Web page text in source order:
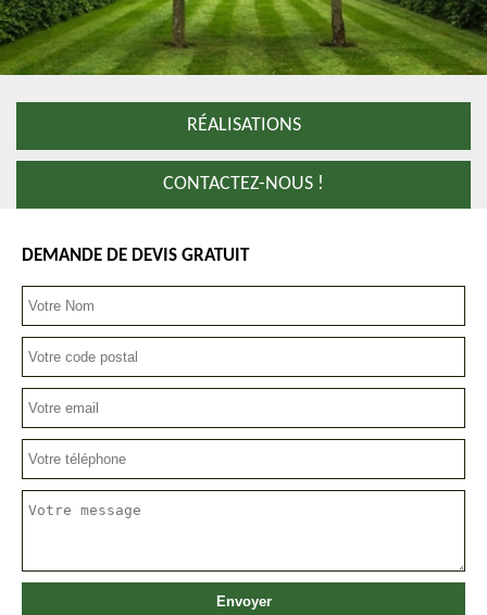
RÉALISATIONS
CONTACTEZ-NOUS !
DEMANDE DE DEVIS GRATUIT